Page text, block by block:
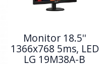
Monitor 18.5''
1366x768 5ms, LED
LG 19M38A-B